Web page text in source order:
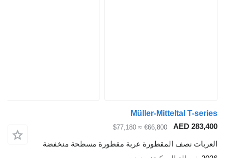
Müller-Mitteltal T-series
AED 283,400
€66,800
≈ $77,180
العربات نصف المقطورة عربة مقطورة مسطحة منخفضة